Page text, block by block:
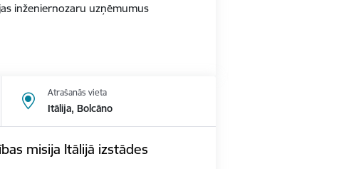
inženiernozaru uzņēmumus
Atrašanās vieta
Itālija, Bolcāno
misija Itālijā izstādes